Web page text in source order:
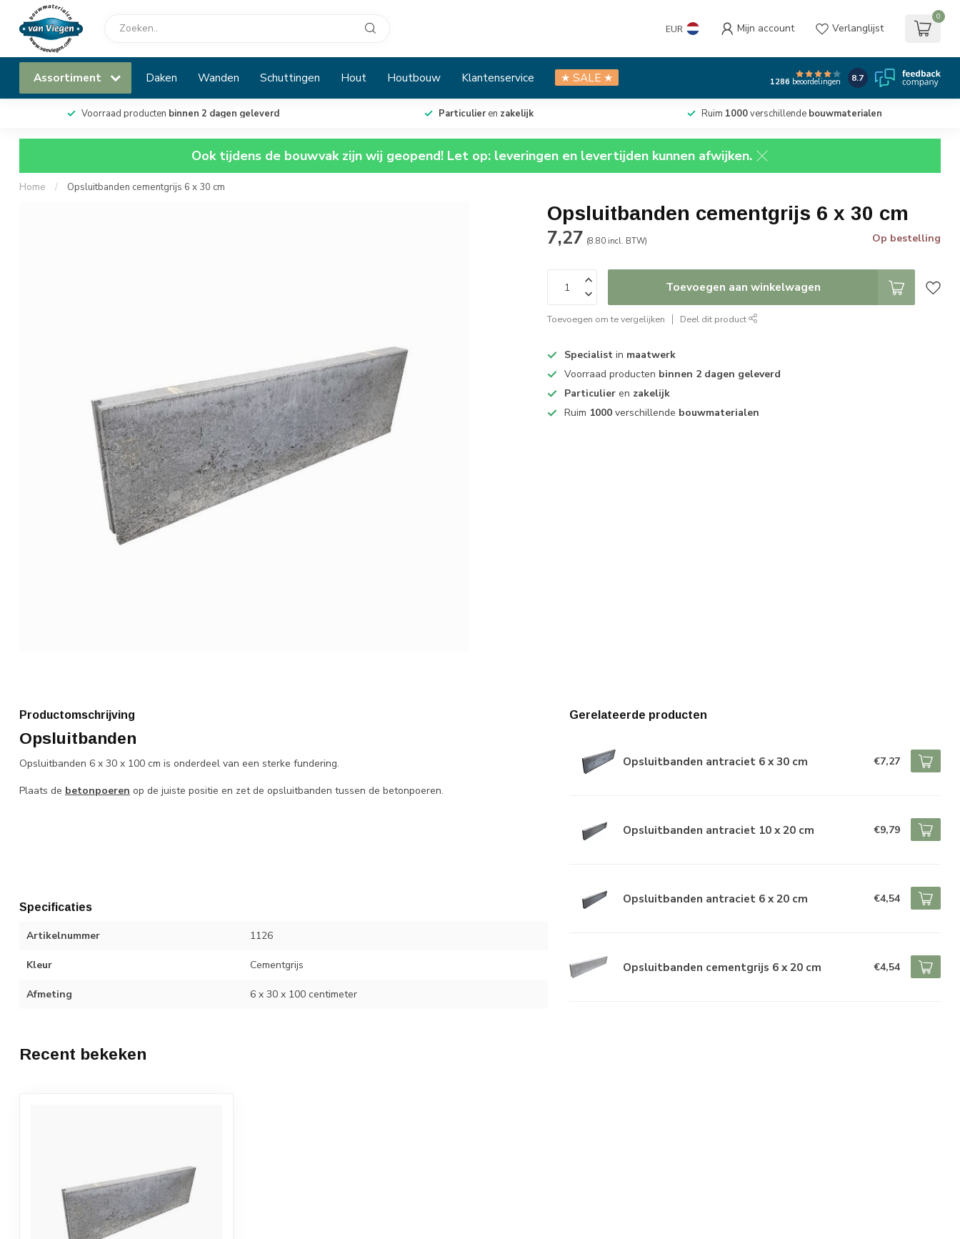
EUR Mijn account Verlanglijst
0
Assortiment Daken Wanden Schuttingen Hout Houtbouw Klantenservice ★ SALE ★ 1286 beoordelingen 8.7
Voorraad producten binnen 2 dagen geleverd Particulieren zakelijk Ruim 1000verschillende bouwmaterialen
Ook tijdens de bouwvak zijn wij geopend! Let op: leveringen en levertijden kunnen afwijken.
Home / Opsluitbanden cementgrijs 6 x 30 cm
Opsluitbanden cementgrijs 6 x 30 cm
7,27 (8.80 incl. BTW) Op bestelling
Toevoegen aan winkelwagen
Toevoegen om te vergelijken Deel dit product
Specialist in maatwerk
Voorraad producten binnen 2 dagen geleverd
Particulier en zakelijk
Ruim 1000 verschillende bouwmaterialen
Productomschrijving
Opsluitbanden
Opsluitbanden 6 x 30 x 100 cm is onderdeel van een sterke fundering.
Plaats de betonpoeren op de juiste positie en zet de opsluitbanden tussen de betonpoeren.
Specificaties
Artikelnummer 1126
Kleur Cementgrijs
Afmeting 6 x 30 x 100 centimeter
Gerelateerde producten
Opsluitbanden antraciet 6 x 30 cm €7,27
Opsluitbanden antraciet 10 x 20 cm €9,79
Opsluitbanden antraciet 6 x 20 cm €4,54
Opsluitbanden cementgrijs 6 x 20 cm €4,54
Recent bekeken